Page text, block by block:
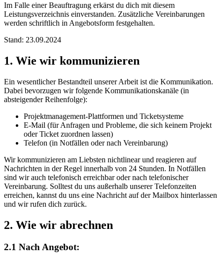
Im Falle einer Beauftragung erkärst du dich mit diesem
Leistungsverzeichnis einverstanden. Zusätzliche Vereinbarungen
werden schriftlich in Angebotsform festgehalten.
Stand: 23.09.2024
1. Wie wir kommunizieren
Ein wesentlicher Bestandteil unserer Arbeit ist die Kommunikation.
Dabei bevorzugen wir folgende Kommunikationskanäle (in
absteigender Reihenfolge):
Projektmanagement-Plattformen und Ticketsysteme
E-Mail (für Anfragen und Probleme, die sich keinem Projekt
oder Ticket zuordnen lassen)
Telefon (in Notfällen oder nach Vereinbarung)
Wir kommunizieren am Liebsten nichtlinear und reagieren auf
Nachrichten in der Regel innerhalb von 24 Stunden. In Notfällen
sind wir auch telefonisch erreichbar oder nach telefonischer
Vereinbarung. Solltest du uns außerhalb unserer Telefonzeiten
erreichen, kannst du uns eine Nachricht auf der Mailbox hinterlassen
und wir rufen dich zurück.
2. Wie wir abrechnen
2.1 Nach Angebot: